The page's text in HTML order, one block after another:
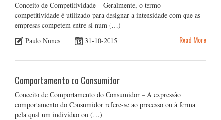
Conceito de Competitividade – Geralmente, o termo
competitividade é utilizado para designar a intensidade com que as
empresas competem entre si num (…)
Paulo Nunes
31-10-2015 Read More
Comportamento do Consumidor
Conceito de Comportamento do Consumidor – A expressão
comportamento do Consumidor refere-se ao processo ou à forma
pela qual um indivíduo ou (…)